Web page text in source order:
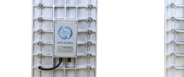
MK-TC50 EDI设备 麦克尼